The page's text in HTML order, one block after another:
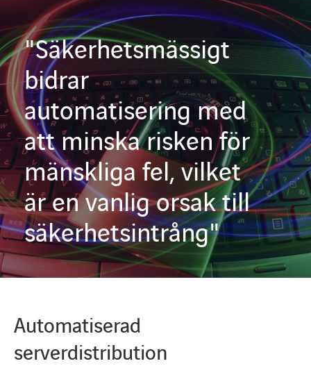
"Säkerhetsmässigt
bidrar
automatisering med
att minska risken för
mänskliga fel, vilket
är en vanlig orsak till
säkerhetsintrång"
Automatiserad
serverdistribution